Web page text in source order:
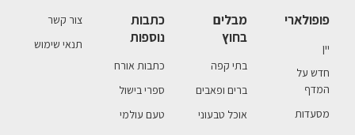
פופולארי
יין
חדש על
המדף
מסעדות
מבלים
בחוץ
בתי קפה
ברים ופאבים
אוכל טבעוני
כתבות
נוספות
כתבות אורח
ספרי בישול
טעם עולמי
צור קשר
תנאי שימוש